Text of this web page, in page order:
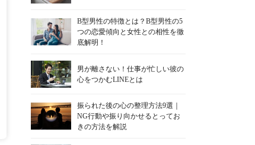
B型男性の特徴とは？B型男性の5
つの恋愛傾向と女性との相性を徹
底解明！
男が離さない！仕事が忙しい彼の
心をつかむLINEとは
振られた後の心の整理方法9選｜
NG行動や振り向かせるとってお
きの方法を解説